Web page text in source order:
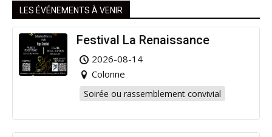
LES ÉVÉNEMENTS À VENIR
Festival La Renaissance
2026-08-14
Colonne
Soirée ou rassemblement convivial